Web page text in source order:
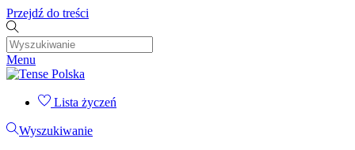
Przejdź do treści
Menu
Lista życzeń
Wyszukiwanie